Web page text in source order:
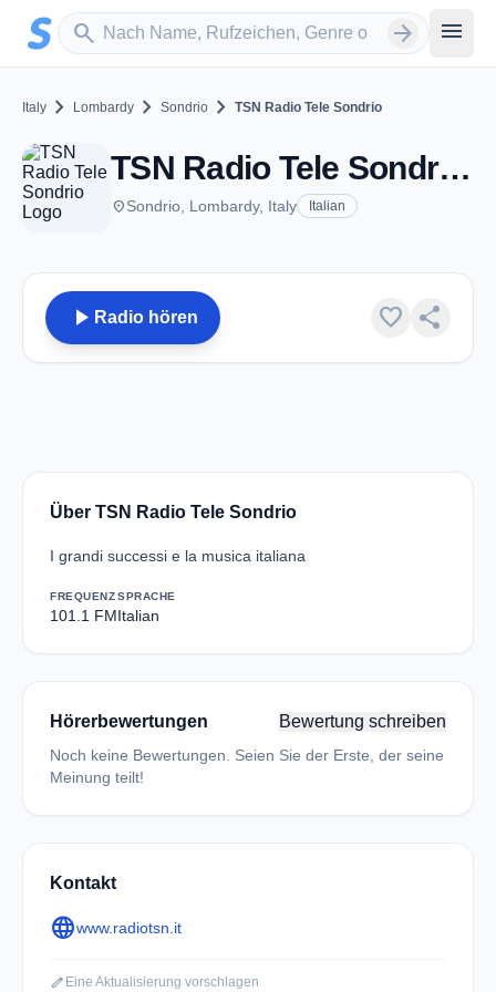
Zum Hauptinhalt springen
search
Sender suchen arrow_forward menu
Italy chevron_right Lombardy chevron_right Sondrio chevron_right TSN Radio Tele Sondrio
TSN Radio Tele Sondrio - FM 101.1 - Sondrio
placeSondrio, Lombardy, Italy Italian
play_arrow Radio hören favorite share
Über TSN Radio Tele Sondrio
I grandi successi e la musica italiana
FREQUENZ
101.1 FM
SPRACHE
Italian
Hörerbewertungen Bewertung schreiben
Noch keine Bewertungen. Seien Sie der Erste, der seine
Meinung teilt!
Kontakt
languagewww.radiotsn.it
edit Eine Aktualisierung vorschlagen